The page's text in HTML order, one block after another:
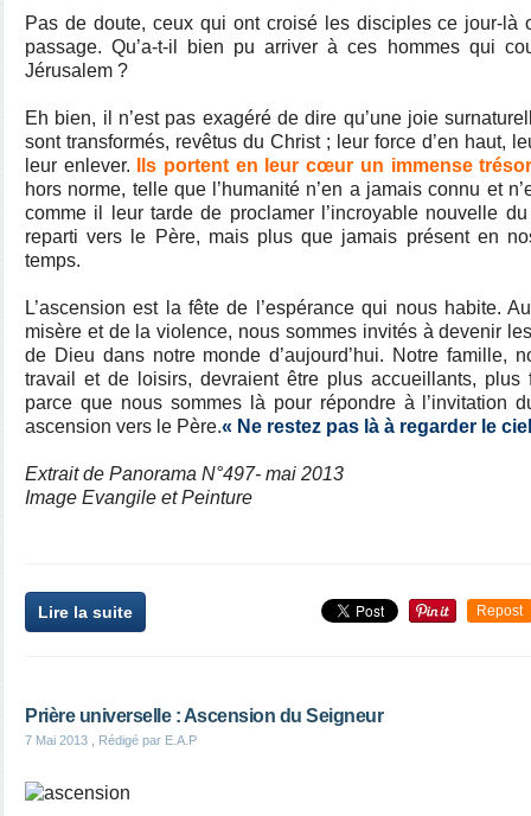
Pas de doute, ceux qui ont croisé les disciples ce jour-là
passage. Qu’a-t-il bien pu arriver à ces hommes qui
Jérusalem ?
Eh bien, il n’est pas exagéré de dire qu’une joie
sont transformés, revêtus du Christ ; leur force d’en haut,
leur enlever.
Ils portent en leur cœur un immense
hors norme, telle que l’humanité n’en a jamais connu et
comme il leur tarde de proclamer l’incroyable nouvelle
reparti vers le Père, mais plus que jamais présent en
temps.
L’ascension est la fête de l’espérance qui nous habite.
misère et de la violence, nous sommes invités à devenir
de Dieu dans notre monde d’aujourd’hui. Notre famille,
travail et de loisirs, devraient être plus accueillants, plus
parce que nous sommes là pour répondre à l’invitation
ascension vers le Père.« Ne restez pas là à regarder le
Extrait de Panorama N°497- mai 2013
Image Evangile et Peinture
Lire la suite Repost
Prière universelle : Ascension du Seigneur
7 Mai 2013 , Rédigé par E.A.P